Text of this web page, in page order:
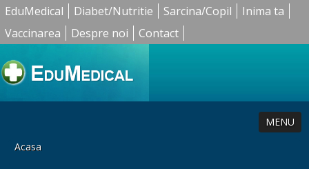
EduMedical Diabet/Nutritie Sarcina/Copil
Inima ta
Vaccinarea
Despre noi Contact
MENU
Acasa